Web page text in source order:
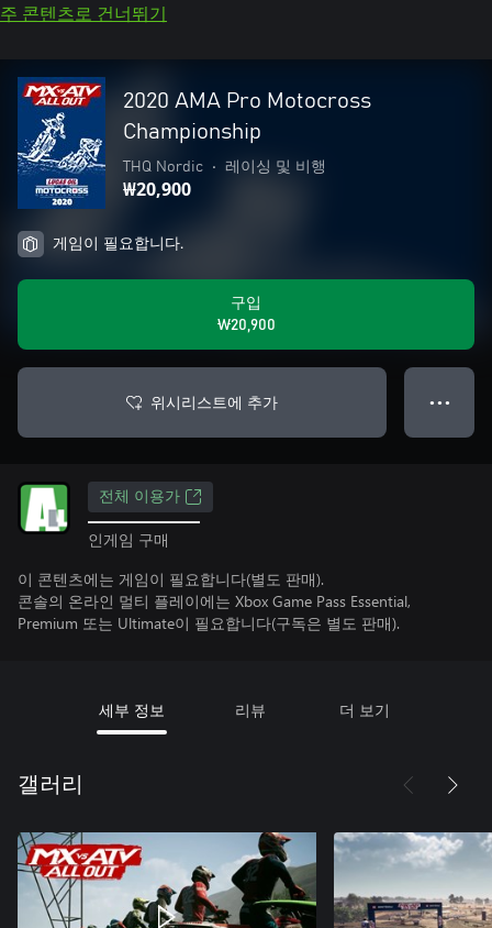
주 콘텐츠로 건너뛰기
2020 AMA Pro Motocross
Championship
THQ Nordic • 레이싱 및 비행
₩20,900
게임이 필요합니다.
구입
₩20,900
위시리스트에 추가 ● ● ●
전체 이용가
인게임 구매
이 콘텐츠에는 게임이 필요합니다(별도 판매).
콘솔의 온라인 멀티 플레이에는 Xbox Game Pass Essential,
Premium 또는 Ultimate이 필요합니다(구독은 별도 판매).
세부 정보 리뷰 더 보기
갤러리